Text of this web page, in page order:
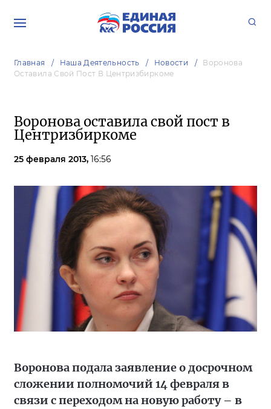
Главная Наша Деятельность Новости
Воронова
Оставила Свой Пост В Центризбиркоме
Воронова оставила свой пост в
Центризбиркоме
25 февраля 2013, 16:56
Воронова подала заявление о досрочном
сложении полномочий 14 февраля в
связи с переходом на новую работу – в